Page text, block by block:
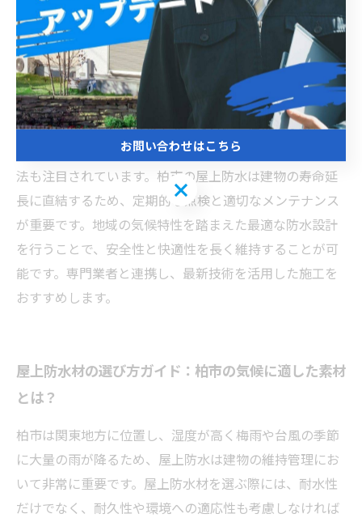
に対応するため、高い耐久性と安全性が求められます。
特に梅雨時期の長雨や夏の強い紫外線にさらされるた
め、防水素材には耐候性に優れたアスファルト防水やシ
ート防水が広く用いられています。施工にあたっては、
下地の状態を入念に確認し、ひび割れや劣化部分の補修
を的確に行うことが基本です。さらに、通気性を確保し
湿気の滞留を防ぐことで、防水層の劣化を遅延させる工
法も注目されています。柏市の屋上防水は建物の寿命延
長に直結するため、定期的な点検と適切なメンテナンス
が重要です。地域の気候特性を踏まえた最適な防水設計
を行うことで、安全性と快適性を長く維持することが可
能です。専門業者と連携し、最新技術を活用した施工を
おすすめします。
屋上防水材の選び方ガイド：柏市の気候に適した素材
とは？
柏市は関東地方に位置し、湿度が高く梅雨や台風の季節
に大量の雨が降るため、屋上防水は建物の維持管理にお
いて非常に重要です。屋上防水材を選ぶ際には、耐水性
だけでなく、耐久性や環境への適応性も考慮しなければ
お問い合わせはこちら
お問い合わせはこちら